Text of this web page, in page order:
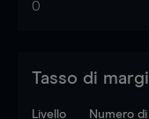
0
Tasso di
Livello Numero